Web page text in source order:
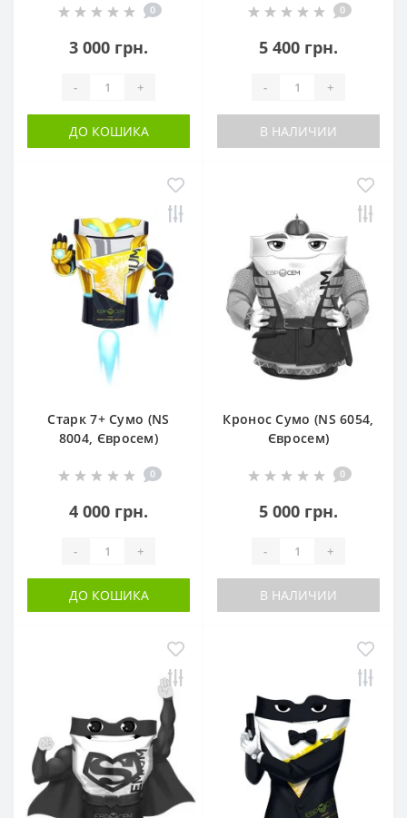
0
3 000 грн.
- +
ДО КОШИКА
0
5 400 грн.
- +
В НАЛИЧИИ
Старк 7+ Сумо (NS
8004, Євросем)
0
4 000 грн.
- +
ДО КОШИКА
Кронос Сумо (NS 6054,
Євросем)
0
5 000 грн.
- +
В НАЛИЧИИ